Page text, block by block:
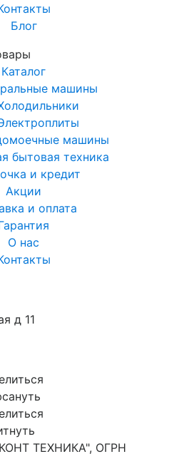
Блог
Каталог
машины
машины
бытовая техника
и кредит
Акции
и оплата
О нас
д 11
ТЕХНИКА", ОГРН